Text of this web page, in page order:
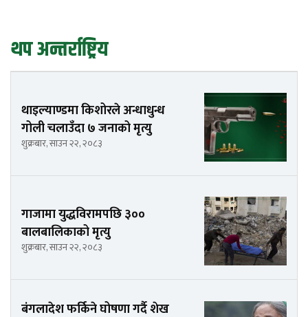
थप अन्तर्राष्ट्रिय
थाइल्याण्डमा किशोरले अन्धाधुन्ध
गोली चलाउँदा ७ जनाको मृत्यु
शुक्रबार, साउन २२, २०८३
गाजामा युद्धविरामपछि ३००
बालबालिकाको मृत्यु
शुक्रबार, साउन २२, २०८३
बंगलादेश फर्किने घोषणा गर्दै शेख